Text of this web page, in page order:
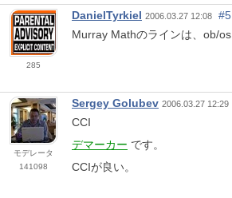
285
DanielTyrkiel 2006.03.27 12:08
#5
Murray Mathのラインは、ob/
モデレータ
141098
Sergey Golubev 2006.03.27 12:29
CCI
デマーカー です。
CCIが良い。